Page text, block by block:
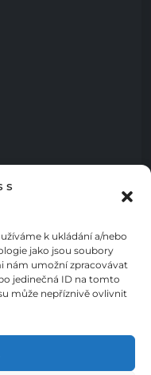
s
k ukládání a/nebo
jako jsou soubory
nám umožní zpracovávat
jedinečná ID na tomto
může nepříznivě ovlivnit